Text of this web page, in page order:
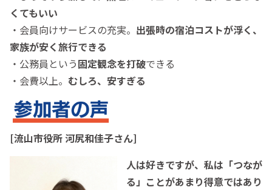
くてもいい
・会員向けサービスの充実。 出張時の宿泊コストが浮く、
家族が安く旅行できる
・公務員という固定観念を打破できる
・会費以上。 むしろ、安すぎる
[流山市役所 河尻和佳子さん]
人は好きですが、私は「つなが
る」ことがあまり得意ではあり